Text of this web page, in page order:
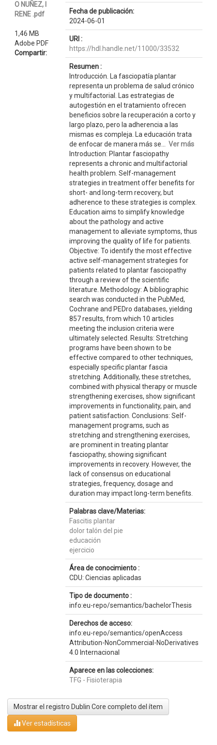
O NUÑEZ, I
RENE .pdf
1,46 MB
Adobe PDF
Compartir:
Fecha de publicación:
2024-06-01
URI :
https://hdl.handle.net/11000/33532
Resumen :
Introducción. La fasciopatía plantar
representa un problema de salud crónico
y multifactorial. Las estrategias de
autogestión en el tratamiento ofrecen
beneficios sobre la recuperación a corto y
largo plazo, pero la adherencia a las
mismas es compleja. La educación trata
de enfocar de manera más se... Ver más
Introduction: Plantar fasciopathy
represents a chronic and multifactorial
health problem. Self-management
strategies in treatment offer benefits for
short- and long-term recovery, but
adherence to these strategies is complex.
Education aims to simplify knowledge
about the pathology and active
management to alleviate symptoms, thus
improving the quality of life for patients.
Objective: To identify the most effective
active self-management strategies for
patients related to plantar fasciopathy
through a review of the scientific
literature. Methodology: A bibliographic
search was conducted in the PubMed,
Cochrane and PEDro databases, yielding
857 results, from which 10 articles
meeting the inclusion criteria were
ultimately selected. Results: Stretching
programs have been shown to be
effective compared to other techniques,
especially specific plantar fascia
stretching. Additionally, these stretches,
combined with physical therapy or muscle
strengthening exercises, show significant
improvements in functionality, pain, and
patient satisfaction. Conclusions: Self-
management programs, such as
stretching and strengthening exercises,
are prominent in treating plantar
fasciopathy, showing significant
improvements in recovery. However, the
lack of consensus on educational
strategies, frequency, dosage and
duration may impact long-term benefits.
Palabras clave/Materias:
Fascitis plantar
dolor talón del pie
educación
ejercicio
Área de conocimiento :
CDU: Ciencias aplicadas
Tipo de documento :
info:eu-repo/semantics/bachelorThesis
Derechos de acceso:
info:eu-repo/semantics/openAccess
Attribution-NonCommercial-NoDerivatives
4.0 Internacional
Aparece en las colecciones:
TFG - Fisioterapia
Mostrar el registro Dublin Core completo del ítem
Ver estadísticas